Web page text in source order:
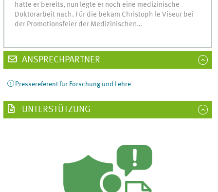
hatte er bereits, nun legte er noch eine medizinische
Doktorarbeit nach. Für die bekam Christoph le Viseur bei
der Promotionsfeier der Medizinischen…
ANSPRECHPARTNER
Pressereferent für Forschung und Lehre
UNTERSTÜTZUNG